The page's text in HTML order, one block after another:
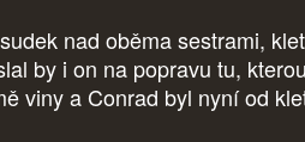
nad oběma sestrami,
by i on na popravu tu, kterou
viny a Conrad byl nyní od